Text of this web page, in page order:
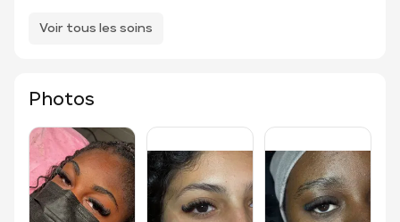
Voir tous les soins
Photos